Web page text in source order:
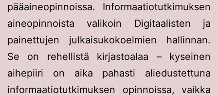
pääaineopinnoissa. Informaatiotutkimuksen
aineopinnoista valikoin Digitaalisten ja
painettujen julkaisukokoelmien hallinnan.
Se on rehellistä kirjastoalaa – kyseinen
aihepiiri on aika pahasti aliedustettuna
informaatiotutkimuksen opinnoissa, vaikka